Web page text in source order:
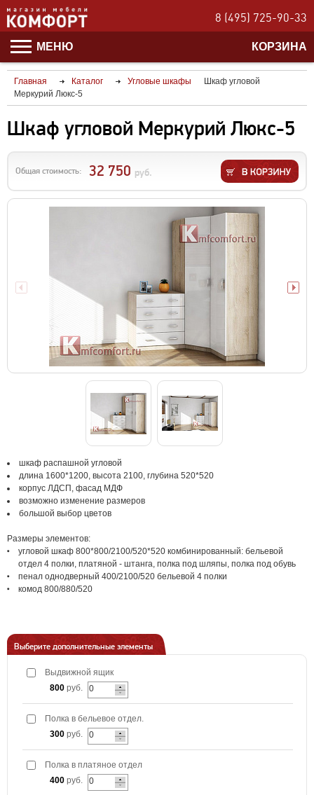
8 (495) 725-90-33
МЕНЮ КОРЗИНА
Главная Каталог Угловые шкафы
Шкаф угловой
Меркурий Люкс-5
Шкаф угловой Меркурий Люкс-5
Общая стоимость: 32 750 руб.
шкаф распашной угловой
длина 1600*1200, высота 2100, глубина 520*520
корпус ЛДСП, фасад МДФ
возможно изменение размеров
большой выбор цветов
Размеры элементов:
угловой шкаф 800*800/2100/520*520 комбинированный: бельевой
отдел 4 полки, платяной - штанга, полка под шляпы, полка под обувь
пенал однодверный 400/2100/520 бельевой 4 полки
комод 800/880/520
Выберите дополнительные элементы
Выдвижной ящик
800 руб.
Полка в бельевое отдел.
300 руб.
Полка в платяное отдел
400 руб.